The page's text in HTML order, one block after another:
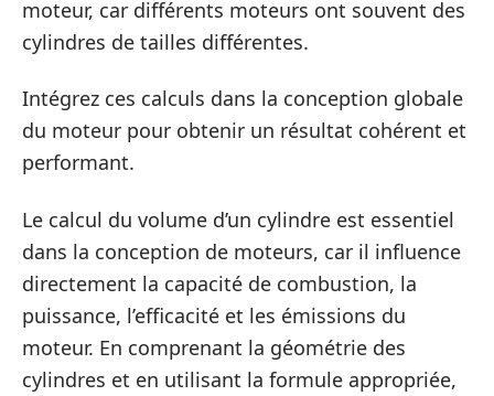
moteur, car différents moteurs ont souvent des
cylindres de tailles différentes.
Intégrez ces calculs dans la conception globale
du moteur pour obtenir un résultat cohérent et
performant.
Le calcul du volume d’un cylindre est essentiel
dans la conception de moteurs, car il influence
directement la capacité de combustion, la
puissance, l’efficacité et les émissions du
moteur. En comprenant la géométrie des
cylindres et en utilisant la formule appropriée,